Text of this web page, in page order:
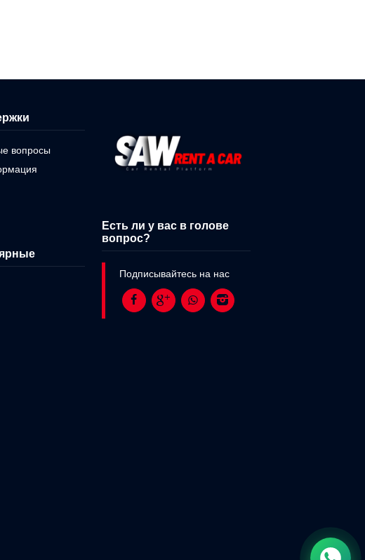
вопросы
Есть ли у вас в голове
вопрос?
Подписывайтесь на нас